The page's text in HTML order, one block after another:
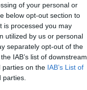
of your personal or
below opt-out section to
is processed you may
utilized by us or personal
separately opt-out of the
IAB’s list of downstream
parties on the IAB’s List of
Next Article
Σεμινάριο
Ήχου
IΕΚ Δομή.